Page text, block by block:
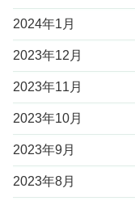
2024年1月
2023年12月
2023年11月
2023年10月
2023年9月
2023年8月